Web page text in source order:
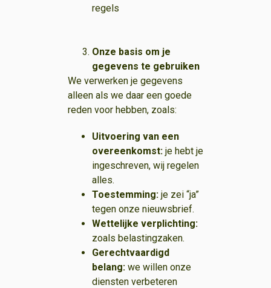
regels
Onze basis om je
gegevens te gebruiken
We verwerken je gegevens
alleen als we daar een goede
reden voor hebben, zoals:
Uitvoering van een
overeenkomst: je hebt je
ingeschreven, wij regelen
alles.
Toestemming: je zei “ja”
tegen onze nieuwsbrief.
Wettelijke verplichting:
zoals belastingzaken.
Gerechtvaardigd
belang: we willen onze
diensten verbeteren